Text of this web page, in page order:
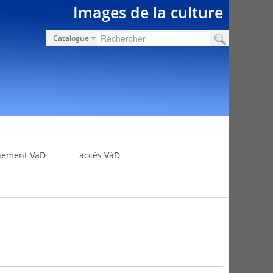
Images de la culture
Catalogue
VàD accès VàD